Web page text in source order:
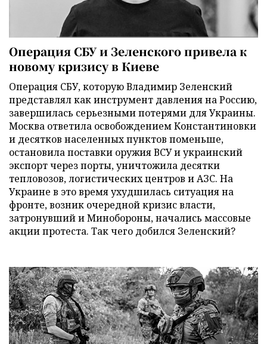
Операция СБУ и Зеленского привела к
новому кризису в Киеве
Операция СБУ, которую Владимир Зеленский
представлял как инструмент давления на Россию,
завершилась серьезными потерями для Украины.
Москва ответила освобождением Константиновки
и десятков населенных пунктов поменьше,
остановила поставки оружия ВСУ и украинский
экспорт через порты, уничтожила десятки
тепловозов, логистических центров и АЗС. На
Украине в это время ухудшилась ситуация на
фронте, возник очередной кризис власти,
затронувший и Минобороны, начались массовые
акции протеста. Так чего добился Зеленский?